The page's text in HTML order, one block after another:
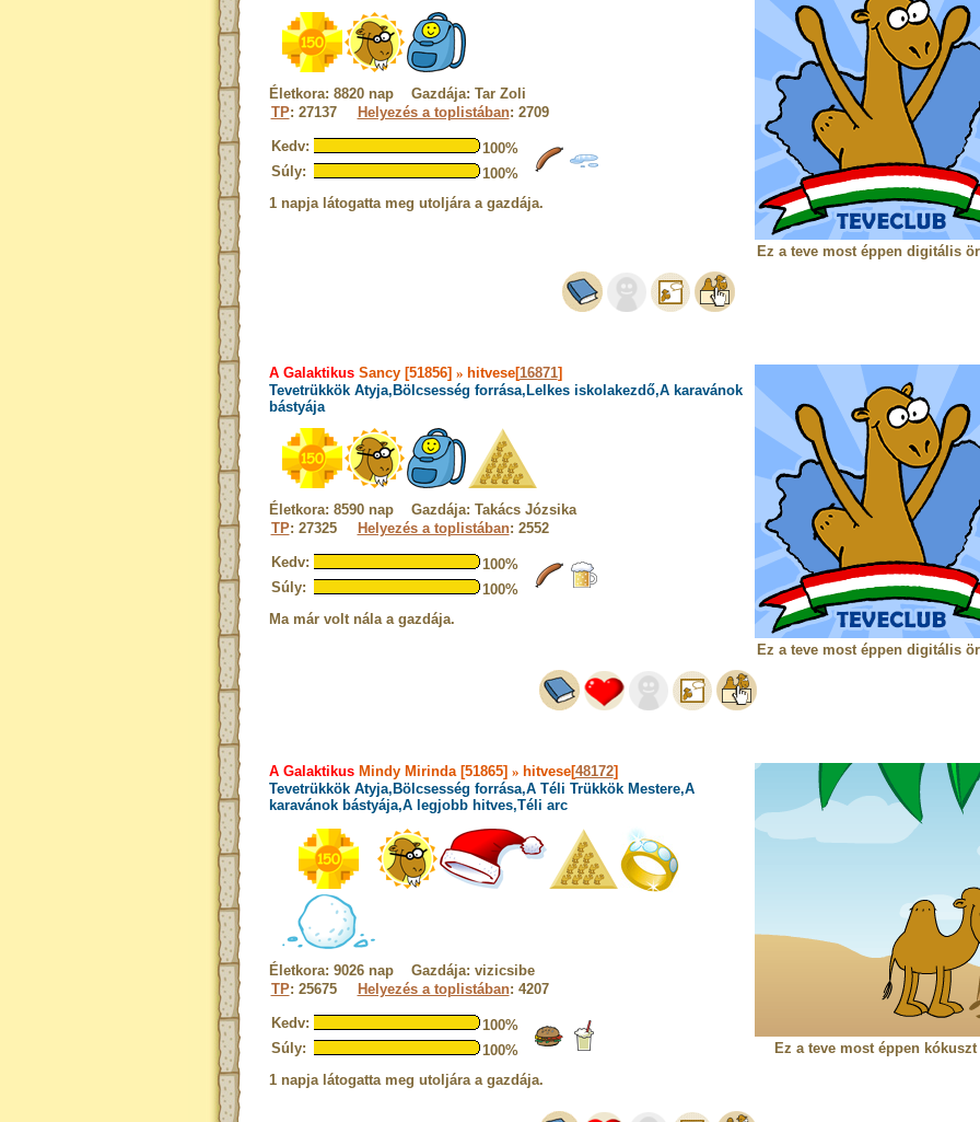
Életkora: 8820 nap Gazdája: Tar Zoli
TP: 27137 Helyezés a toplistában: 2709
Kedv:
100%
Súly:
100%
1 napja látogatta meg utoljára a gazdája.
Ez a teve most éppen digitális
A GalaktikusSancy [51856] » hitvese[16871]
Tevetrükkök Atyja,Bölcsesség forrása,Lelkes iskolakezdő,A karavánok
bástyája
Életkora: 8590 nap Gazdája: Takács Józsika
TP: 27325 Helyezés a toplistában: 2552
Kedv:
100%
Súly:
100%
Ma már volt nála a gazdája.
Ez a teve most éppen digitális
A GalaktikusMindy Mirinda [51865] » hitvese[48172]
Tevetrükkök Atyja,Bölcsesség forrása,A Téli Trükkök Mestere,A
karavánok bástyája,A legjobb hitves,Téli arc
Életkora: 9026 nap Gazdája: vizicsibe
TP: 25675 Helyezés a toplistában: 4207
Kedv:
100%
Súly:
100%
1 napja látogatta meg utoljára a gazdája.
Ez a teve most éppen